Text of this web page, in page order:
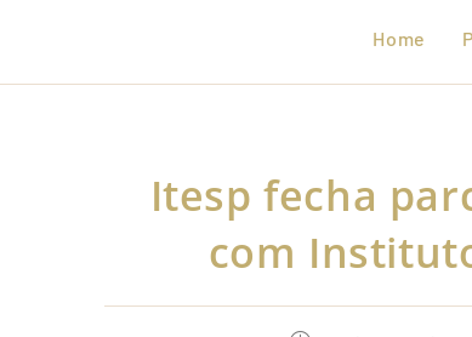
Home
Itesp fecha
com